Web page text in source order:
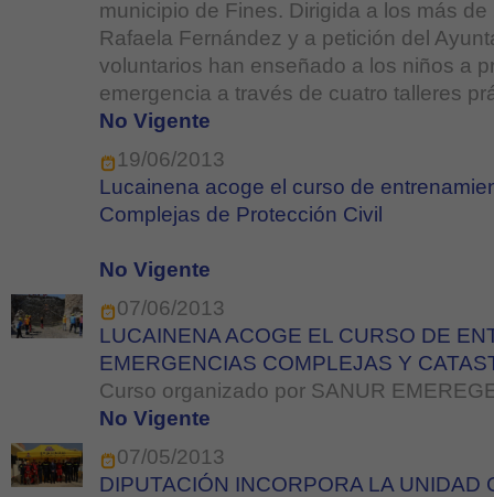
municipio de Fines. Dirigida a los más
Rafaela Fernández y a petición del
voluntarios han enseñado a los niños a
emergencia a través de cuatro talleres
No Vigente
19/06/2013
Lucainena acoge el curso de
Complejas de Protección Civil
No Vigente
07/06/2013
LUCAINENA ACOGE EL CURSO DE
EMERGENCIAS COMPLEJAS Y
Curso organizado por SANUR
No Vigente
07/05/2013
DIPUTACIÓN INCORPORA LA UNIDAD